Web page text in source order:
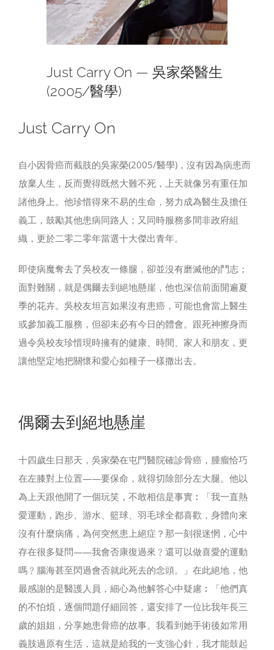
Just Carry On — 吳家榮醫生
(2005/醫學)
Just Carry On
自小因骨癌而截肢的吳家榮(2005/醫學)，沒有因為病患而
放棄人生，反而覺得既然大難不死，上天就像另有重任加
諸他身上。他珍惜得來不易的生命，努力成為醫生及擔任
義工，鼓勵其他患病同路人；又同時服務多間非政府組
織，更於二零二零年當選十大傑出青年。
即使病魔奪去了吳校友一條腿，卻並沒有磨滅他的鬥志；
面對難關，就是偶爾去到絕地懸崖，他也深信前面開遍夏
季的花卉。吳校友坦言如果沒有患癌，可能也會當上醫生
或參加義工服務，但卻未必有今日的體會。跟死神擦身而
過令吳校友珍惜現時擁有的健康、時間、家人和朋友，更
讓他堅定地把關懷和愛心如種子一樣撒出去。
偶爾去到絕地懸崖
十四歲生日那天，吳家榮在屯門醫院確診骨癌，腫瘤恰巧
在左膝對上位置——要保命，就得切除部分左大腿。他以
為上天跟他開了一個玩笑，不敢相信是事實︰「我一直熱
愛運動，跑步、游水、籃球、羽毛球全都喜歡，身體向來
沒有什麼病痛，為何突然患上絕症？那一刻很迷惘，心中
存在很多疑問——我會否康復過來﹖還可以做喜愛的運動
嗎﹖腦海甚至閃過會否就此死去的念頭。」在此絕地，他
最感謝的是醫護人員，細心為他解答心中疑慮︰「他們真
的不怕煩，逐個問題仔細回答，還安排了一位比我年長三
歲的姐姐，分享她患骨癌的故事。我看到她手術後如常用
義肢過原有生活，這就是給我的一支強心針，我才能鼓起